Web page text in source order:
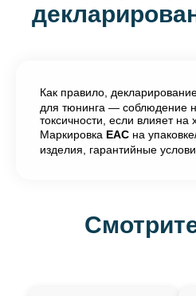
Как правило,
для тюнинга — соблюдение
токсичности, если влияет на
Маркировка EAC на
изделия, гарантийные